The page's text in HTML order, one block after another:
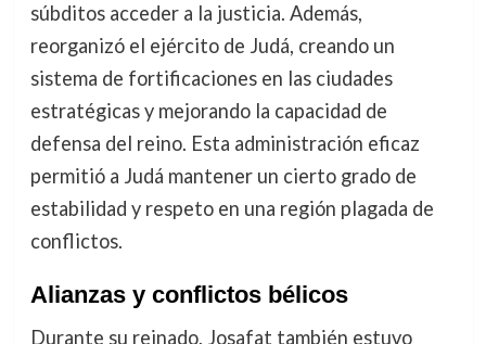
súbditos acceder a la justicia. Además,
reorganizó el ejército de Judá, creando un
sistema de fortificaciones en las ciudades
estratégicas y mejorando la capacidad de
defensa del reino. Esta administración eficaz
permitió a Judá mantener un cierto grado de
estabilidad y respeto en una región plagada de
conflictos.
Alianzas y conflictos bélicos
Durante su reinado, Josafat también estuvo